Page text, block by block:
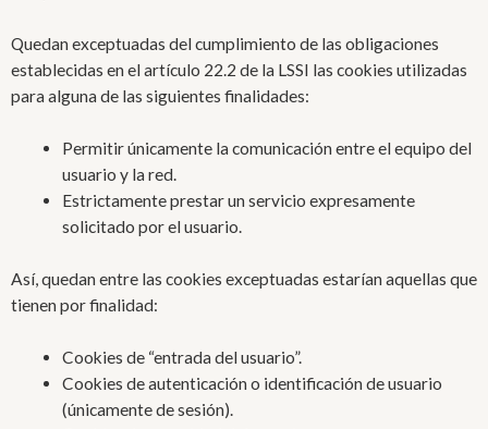
Quedan exceptuadas del cumplimiento de las obligaciones
establecidas en el artículo 22.2 de la LSSI las cookies utilizadas
para alguna de las siguientes finalidades:
Permitir únicamente la comunicación entre el equipo del
usuario y la red.
Estrictamente prestar un servicio expresamente
solicitado por el usuario.
Así, quedan entre las cookies exceptuadas estarían aquellas que
tienen por finalidad:
Cookies de “entrada del usuario”.
Cookies de autenticación o identificación de usuario
(únicamente de sesión).